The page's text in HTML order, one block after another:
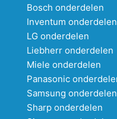
Bosch onderdelen
Inventum onderdelen
LG onderdelen
Liebherr onderdelen
Miele onderdelen
Panasonic
Samsung onderdelen
Sharp onderdelen